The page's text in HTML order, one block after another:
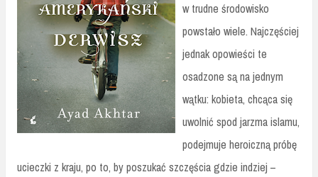
w trudne środowisko
powstało wiele. Najczęściej
jednak opowieści te
osadzone są na jednym
wątku: kobieta, chcąca się
uwolnić spod jarzma islamu,
podejmuje heroiczną próbę
ucieczki z kraju, po to, by poszukać szczęścia gdzie indziej –